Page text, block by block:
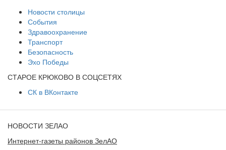
Новости столицы
События
Здравоохранение
Транспорт
Безопасность
Эхо Победы
СТАРОЕ КРЮКОВО В СОЦСЕТЯХ
СК в ВКонтакте
НОВОСТИ ЗЕЛАО
Интернет-газеты районов ЗелАО